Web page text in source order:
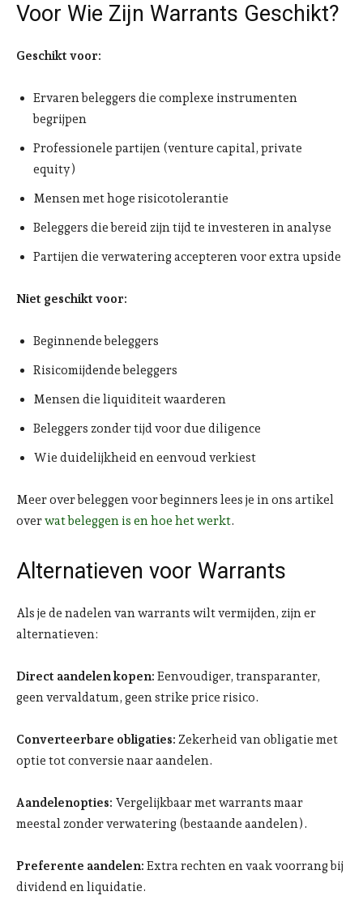
Voor Wie Zijn Warrants Geschikt?
Geschikt voor:
Ervaren beleggers die complexe instrumenten
begrijpen
Professionele partijen (venture capital, private
equity)
Mensen met hoge risicotolerantie
Beleggers die bereid zijn tijd te investeren in analyse
Partijen die verwatering accepteren voor extra upside
Niet geschikt voor:
Beginnende beleggers
Risicomijdende beleggers
Mensen die liquiditeit waarderen
Beleggers zonder tijd voor due diligence
Wie duidelijkheid en eenvoud verkiest
Meer over beleggen voor beginners lees je in ons artikel
overwat beleggen is en hoe het werkt.
Alternatieven voor Warrants
Als je de nadelen van warrants wilt vermijden, zijn er
alternatieven:
Direct aandelen kopen: Eenvoudiger, transparanter,
geen vervaldatum, geen strike price risico.
Converteerbare obligaties: Zekerheid van obligatie met
optie tot conversie naar aandelen.
Aandelenopties: Vergelijkbaar met warrants maar
meestal zonder verwatering (bestaande aandelen).
Preferente aandelen: Extra rechten en vaak voorrang bij
dividend en liquidatie.